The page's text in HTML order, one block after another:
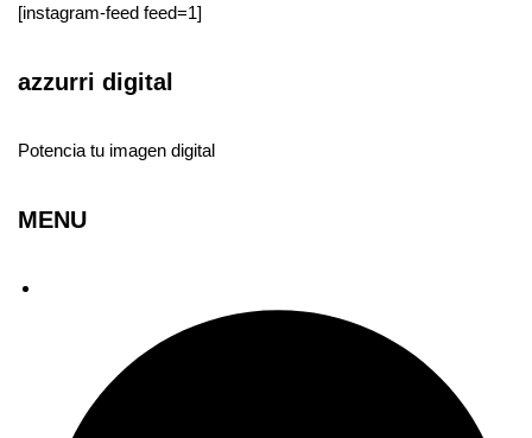
[instagram-feed feed=1]
azzurri digital
Potencia tu imagen digital
MENU